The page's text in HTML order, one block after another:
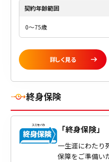
契約年齢範囲
0～75歳
詳しく見る
終身保険
「終身保険」
一生涯にわたり
保障をご準備い